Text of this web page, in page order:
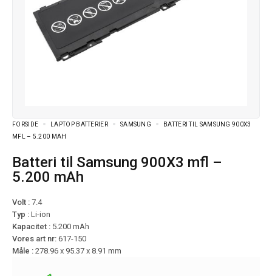
FORSIDE LAPTOP BATTERIER SAMSUNG
BATTERI TIL SAMSUNG 900X3
MFL – 5.200 MAH
Batteri til Samsung 900X3 mfl –
5.200 mAh
Volt : 7.4
Typ : Li-ion
Kapacitet : 5.200 mAh
Vores art nr: 617-150
Måle : 278.96 x 95.37 x 8.91 mm